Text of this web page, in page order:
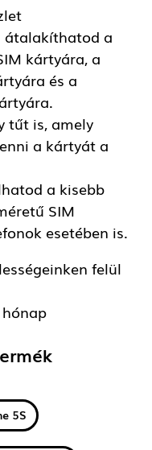
átalakíthatod a
kártyára, a
és a
tűt is, amely
a kártyát a
a kisebb
SIM
esetében is.
felül
5S